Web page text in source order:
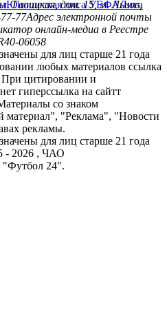
Юношеская лига УЕФАЛига
Галицкая, дом. 15, м. Львов,
77Адрес электронной почты
онлайн-медиа в Реестре
06058
для лиц старше 21 года
любых материалов ссылка
При цитировании и
гиперссылка на сайтт
со знаком
материал", "Реклама", "Новости
рекламы.
для лиц старше 21 года
- 2026 , ЧАО
"Футбол 24".